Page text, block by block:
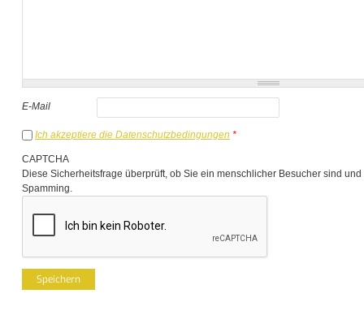
E-Mail
Ich akzeptiere die Datenschutzbedingungen *
CAPTCHA
Diese Sicherheitsfrage überprüft, ob Sie ein menschlicher Besucher sind
Spamming.